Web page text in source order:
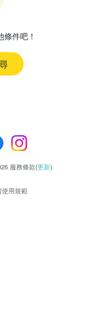
件吧！
服務條款(更新)
使用規範